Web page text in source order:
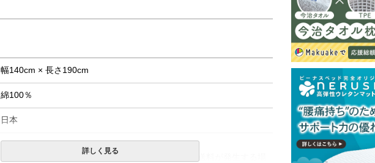
幅140cm × 長さ190cm
綿100％
日本
※北海道・沖縄・離島等一部地域へのお届けは別途送料が発生する場
詳しく見る